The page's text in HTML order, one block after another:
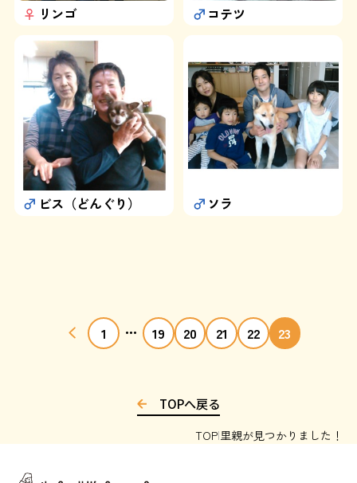
リンゴ コテツ
ビス（どんぐり） ソラ
1 ... 19 20 21 22 23
TOPへ戻る
TOP 里親が見つかりました！